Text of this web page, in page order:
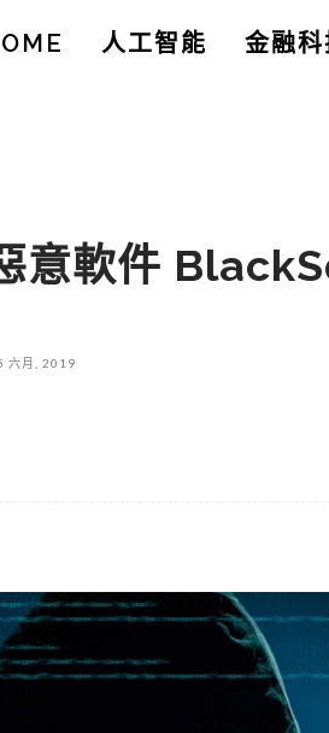
人工智能 金融科
意軟件
六月, 2019